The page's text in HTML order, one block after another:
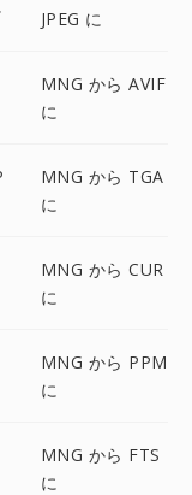
JPEG に
MNG から AVIF
に
MNG から TGA
に
MNG から CUR
に
MNG から PPM
に
MNG から FTS
に